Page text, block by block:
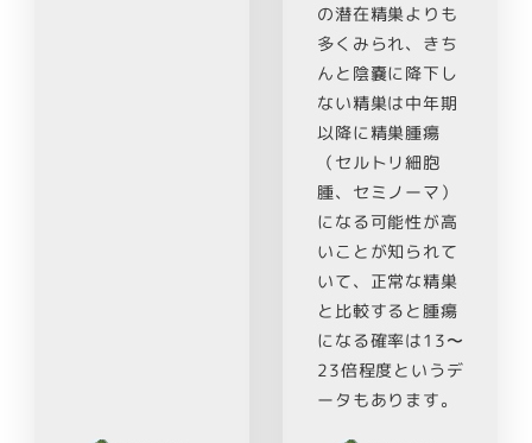
の潜在精巣よりも
多くみられ、きち
んと陰嚢に降下し
ない精巣は中年期
以降に精巣腫瘍
（セルトリ細胞
腫、セミノーマ）
になる可能性が高
いことが知られて
いて、正常な精巣
と比較すると腫瘍
になる確率は13〜
23倍程度というデ
ータもあります。